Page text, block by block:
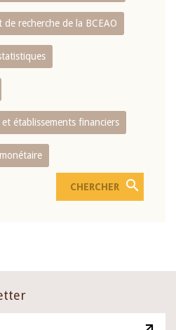
de recherche de la BCEAO
établissements financiers